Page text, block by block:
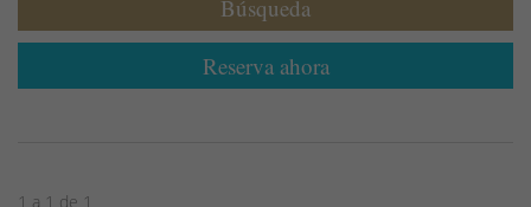
Reserva ahora
Búsqueda
1 a 1 de 1